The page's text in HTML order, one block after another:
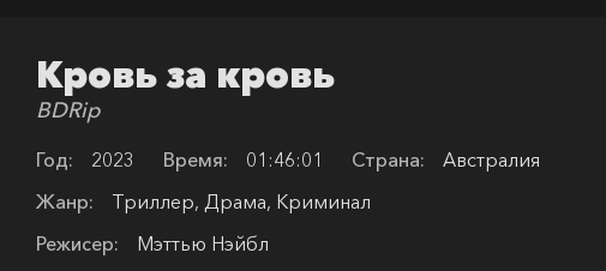
Кровь за кровь
BDRip
Год: 2023 Время: 01:46:01 Страна:
Австралия
Жанр:
Триллер, Драма, Криминал
Режисер:
Мэттью Нэйбл